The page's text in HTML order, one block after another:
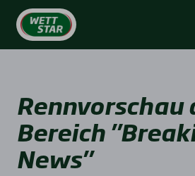
Rennvorschau
Bereich
News"